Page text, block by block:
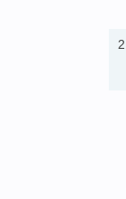
2.